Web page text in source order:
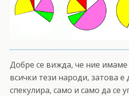
Добре се вижда, че ние
всички тези народи, затова е
спекулира, само и само да се